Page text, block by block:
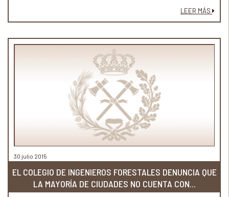
LEER MÁS
30 julio 2015
EL COLEGIO DE INGENIEROS FORESTALES DENUNCIA QUE
LA MAYORÍA DE CIUDADES NO CUENTA CON...